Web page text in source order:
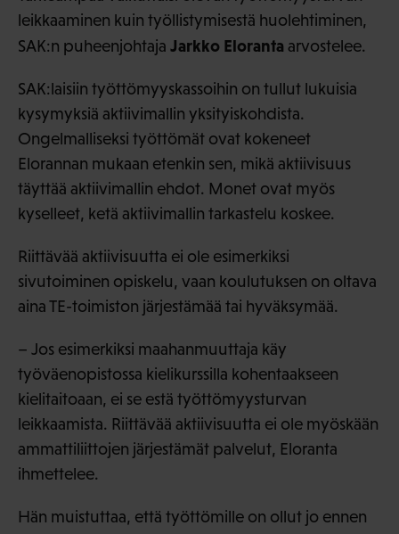
leikkaaminen kuin työllistymisestä huolehtiminen,
SAK:n puheenjohtaja Jarkko Eloranta arvostelee.
SAK:laisiin työttömyyskassoihin on tullut lukuisia
kysymyksiä aktiivimallin yksityiskohdista.
Ongelmalliseksi työttömät ovat kokeneet
Elorannan mukaan etenkin sen, mikä aktiivisuus
täyttää aktiivimallin ehdot. Monet ovat myös
kyselleet, ketä aktiivimallin tarkastelu koskee.
Riittävää aktiivisuutta ei ole esimerkiksi
sivutoiminen opiskelu, vaan koulutuksen on oltava
aina TE-toimiston järjestämää tai hyväksymää.
– Jos esimerkiksi maahanmuuttaja käy
työväenopistossa kielikurssilla kohentaakseen
kielitaitoaan, ei se estä työttömyysturvan
leikkaamista. Riittävää aktiivisuutta ei ole myöskään
ammattiliittojen järjestämät palvelut, Eloranta
ihmettelee.
Hän muistuttaa, että työttömille on ollut jo ennen